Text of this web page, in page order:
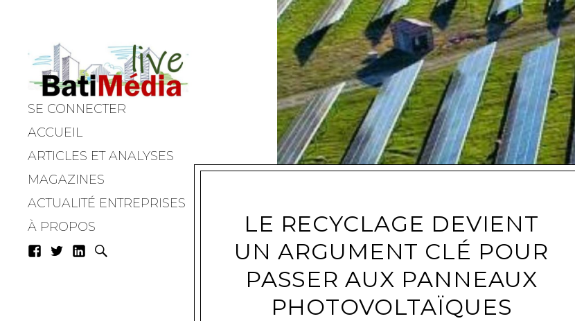
Batimedialive
SE CONNECTER
ACCUEIL
ARTICLES ET ANALYSES
MAGAZINES
ACTUALITÉ ENTREPRISES
À PROPOS
LE RECYCLAGE DEVIENT
UN ARGUMENT CLÉ POUR
PASSER AUX PANNEAUX
PHOTOVOLTAÏQUES